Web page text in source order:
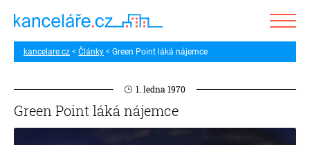
kancelare.cz Články Green Point láká nájemce
1. ledna 1970
Green Point láká nájemce